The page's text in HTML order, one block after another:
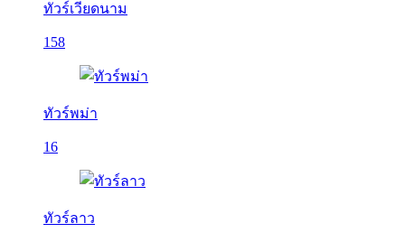
ทัวร์เวียดนาม
158
ทัวร์พม่า
16
ทัวร์ลาว